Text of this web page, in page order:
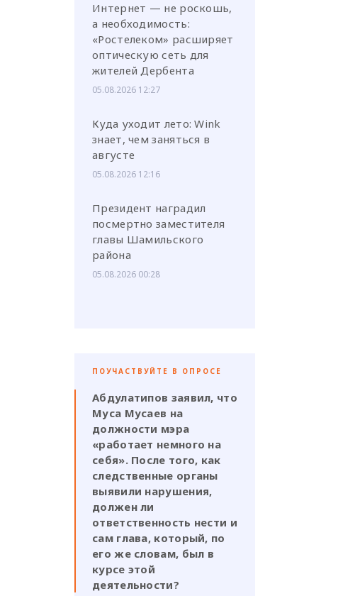
Интернет — не роскошь,
а необходимость:
«Ростелеком» расширяет
оптическую сеть для
жителей Дербента
05.08.2026 12:27
Куда уходит лето: Wink
знает, чем заняться в
августе
05.08.2026 12:16
Президент наградил
посмертно заместителя
главы Шамильского
района
05.08.2026 00:28
ПОУЧАСТВУЙТЕ В ОПРОСЕ
Абдулатипов заявил, что
Муса Мусаев на
должности мэра
«работает немного на
себя». После того, как
следственные органы
выявили нарушения,
должен ли
ответственность нести и
сам глава, который, по
его же словам, был в
курсе этой
деятельности?